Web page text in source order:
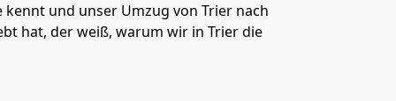
und unser Umzug von Trier nach
hat, der weiß, warum wir in Trier die